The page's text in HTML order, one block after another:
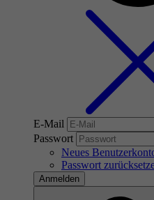
E-Mail
Passwort
Neues
Passwort
Anmelden